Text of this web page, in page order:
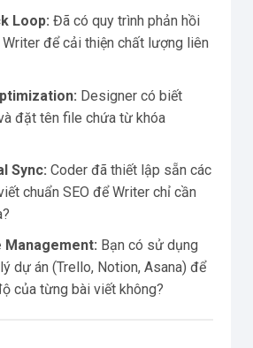
Loop: Đã có quy trình phản hồi
để cải thiện chất lượng liên
Designer có biết
đặt tên file chứa từ khóa
Sync: Coder đã thiết lập sẵn các
chuẩn SEO để Writer chỉ cần
Management: Bạn có sử dụng
dự án (Trello, Notion, Asana) để
của từng bài viết không?